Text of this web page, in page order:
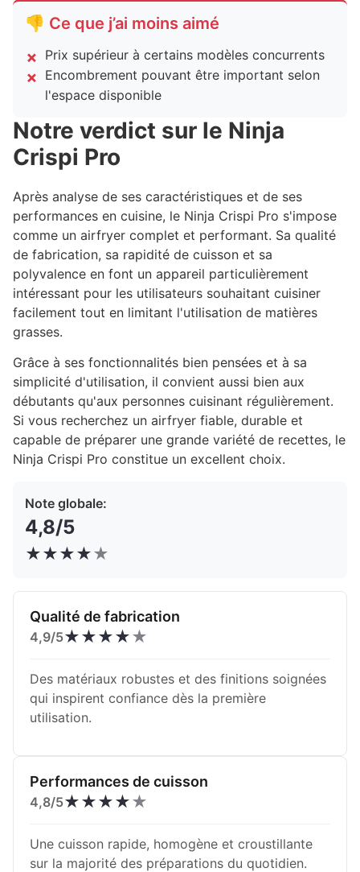
👎 Ce que j’ai moins aimé
Prix supérieur à certains modèles concurrents
Encombrement pouvant être important selon
l'espace disponible
Notre verdict sur le Ninja
Crispi Pro
Après analyse de ses caractéristiques et de ses
performances en cuisine, le Ninja Crispi Pro s'impose
comme un airfryer complet et performant. Sa qualité
de fabrication, sa rapidité de cuisson et sa
polyvalence en font un appareil particulièrement
intéressant pour les utilisateurs souhaitant cuisiner
facilement tout en limitant l'utilisation de matières
grasses.
Grâce à ses fonctionnalités bien pensées et à sa
simplicité d'utilisation, il convient aussi bien aux
débutants qu'aux personnes cuisinant régulièrement.
Si vous recherchez un airfryer fiable, durable et
capable de préparer une grande variété de recettes, le
Ninja Crispi Pro constitue un excellent choix.
Note globale:
4,8/5
★★★★★
Qualité de fabrication
4,9/5★★★★★
Des matériaux robustes et des finitions soignées
qui inspirent confiance dès la première
utilisation.
Performances de cuisson
4,8/5★★★★★
Une cuisson rapide, homogène et croustillante
sur la majorité des préparations du quotidien.